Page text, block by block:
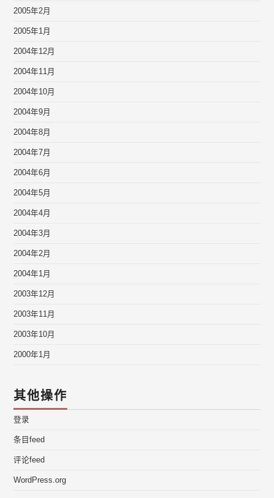
2005年2月
2005年1月
2004年12月
2004年11月
2004年10月
2004年9月
2004年8月
2004年7月
2004年6月
2004年5月
2004年4月
2004年3月
2004年2月
2004年1月
2003年12月
2003年11月
2003年10月
2000年1月
其他操作
登录
条目feed
评论feed
WordPress.org